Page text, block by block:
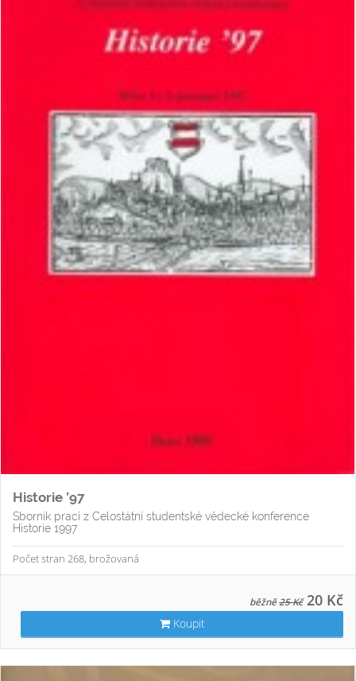
Historie ’97
Sborník prací z Celostátní studentské vědecké konference
Historie 1997
Počet stran 268, brožovaná
běžně25 Kč 20 Kč
Koupit